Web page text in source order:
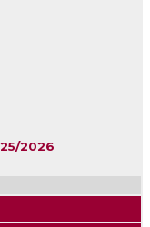
2026